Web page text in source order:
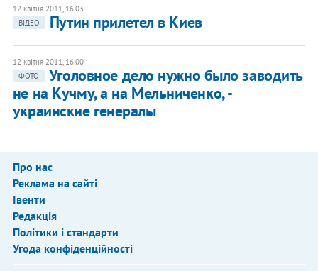
12 квітня 2011, 16:03
ВІДЕО
Путин прилетел в Киев
12 квітня 2011, 16:00
ФОТО
Уголовное дело нужно было заводить
не на Кучму, а на Мельниченко, -
украинские генералы
Про нас
Реклама на сайті
Івенти
Редакція
Політики і стандарти
Угода конфіденційності